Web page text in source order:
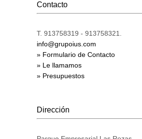
Contacto
T. 913758319 - 913758321.
info@grupoius.com
» Formulario de Contacto
» Le llamamos
» Presupuestos
Dirección